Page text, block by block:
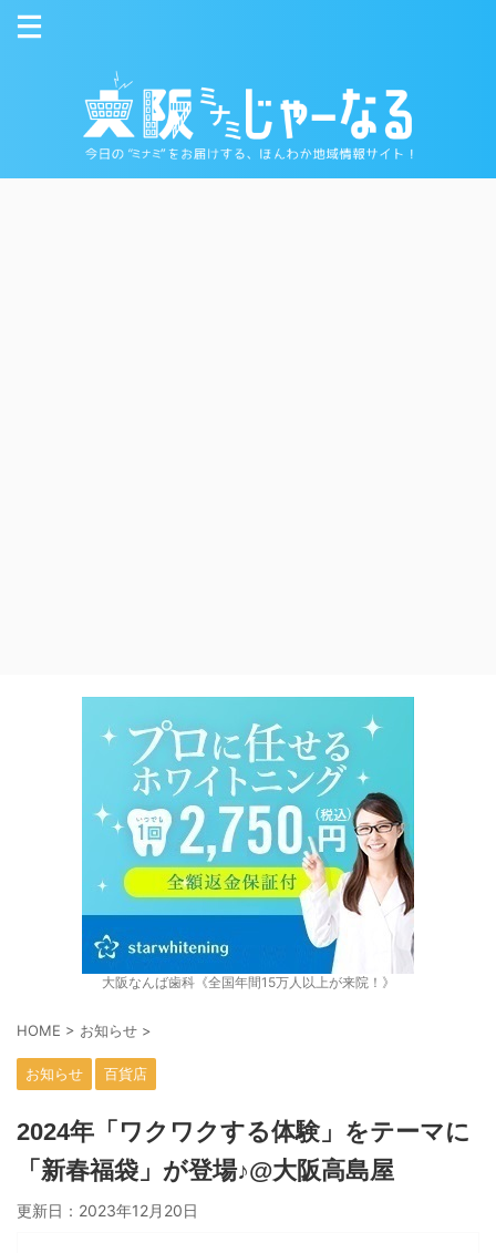
大阪なんば歯科《全国年間15万人以上が来院！》
HOME > お知らせ >
お知らせ 百貨店
2024年「ワクワクする体験」をテーマに
「新春福袋」が登場♪@大阪高島屋
更新日： 2023年12月20日